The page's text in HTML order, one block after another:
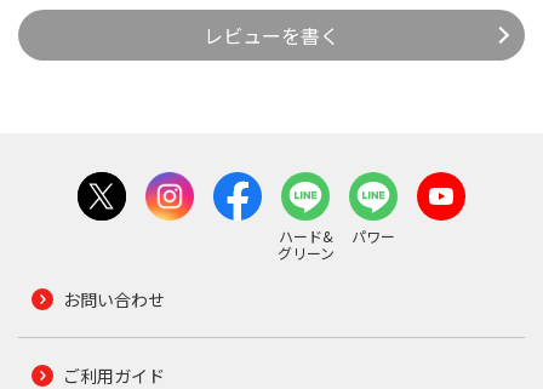
レビューを書く
ハード&
グリーン
パワー
お問い合わせ
ご利用ガイド